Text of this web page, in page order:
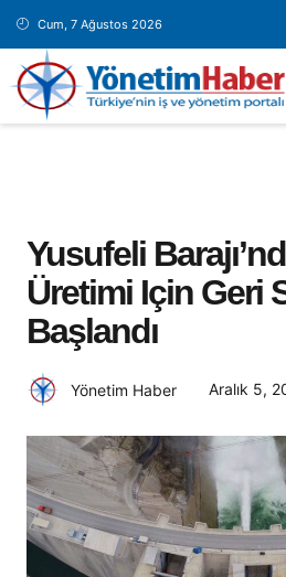
Cum, 7 Ağustos 2026
Yusufeli
Üretimi Için Geri
Başlandı
Yönetim Haber Aralık 5,